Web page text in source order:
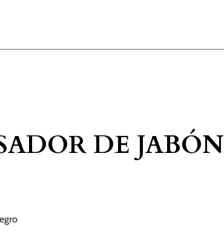
DE JABÓN